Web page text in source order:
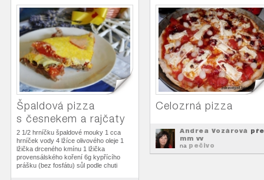
Špaldová pizza
s česnekem a rajčaty
2 1/2 hrníčku špaldové mouky 1 cca
hrníček vody 4 lžíce olivového oleje 1
lžička drceného kmínu 1 lžička
provensálského koření 6g kypřícího
prášku (bez fosfátu) sůl podle chuti
Celozrná pizza
Andrea Vozárová
mm vv
na pečivo